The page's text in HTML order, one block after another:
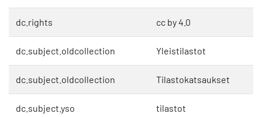
dc.rights cc by 4.0
dc.subject.oldcollection Yleistilastot
dc.subject.oldcollection Tilastokatsaukset
dc.subject.yso tilastot